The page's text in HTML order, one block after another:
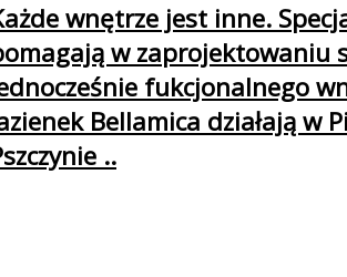
wnętrze jest inne.
w zaprojektowaniu
fukcjonalnego
Bellamica działają w
..